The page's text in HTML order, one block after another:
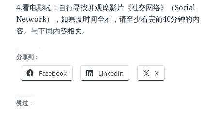
4.看电影啦：自行寻找并观摩影片《社交网络》（Social
Network），如果没时间全看，请至少看完前40分钟的内
容。与下周内容相关。
分享到：
Facebook LinkedIn X
赞过：